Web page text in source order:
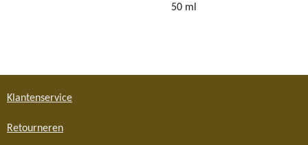
50 ml
Klantenservice
Retourneren